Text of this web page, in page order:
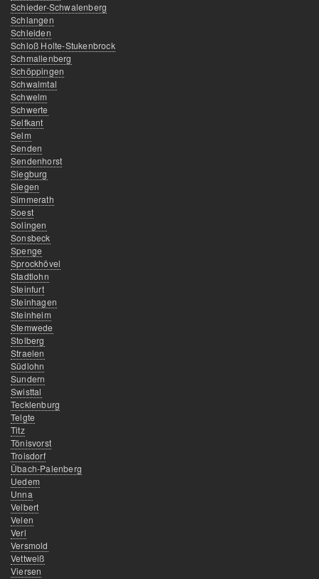
Schieder-Schwalenberg
Schlangen
Schleiden
Schloß Holte-Stukenbrock
Schmallenberg
Schöppingen
Schwalmtal
Schwelm
Schwerte
Selfkant
Selm
Senden
Sendenhorst
Siegburg
Siegen
Simmerath
Soest
Solingen
Sonsbeck
Spenge
Sprockhövel
Stadtlohn
Steinfurt
Steinhagen
Steinheim
Stemwede
Stolberg
Straelen
Südlohn
Sundern
Swisttal
Tecklenburg
Telgte
Titz
Tönisvorst
Troisdorf
Übach-Palenberg
Uedem
Unna
Velbert
Velen
Verl
Versmold
Vettweiß
Viersen